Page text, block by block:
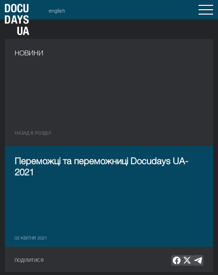
english
НОВИНИ
НАЗАД В РОЗДIЛ
Переможці та переможниці Docudays UA-
2021
02 КВІТНЯ 2021
ПОДІЛИТИСЯ